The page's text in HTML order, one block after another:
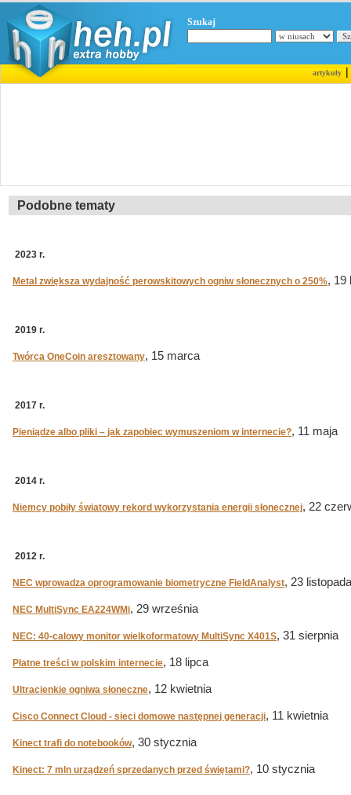
Szukaj
artykuły|
Podobne tematy
2023 r.
Metal zwiększa wydajność perowskitowych ogniw słonecznych o 250%, 19
2019 r.
Twórca OneCoin aresztowany, 15 marca
2017 r.
Pieniądze albo pliki – jak zapobiec wymuszeniom w internecie?, 11 maja
2014 r.
Niemcy pobiły światowy rekord wykorzystania energii słonecznej, 22
2012 r.
NEC wprowadza oprogramowanie biometryczne FieldAnalyst, 23 listopada
NEC MultiSync EA224WMi, 29 września
NEC: 40-calowy monitor wielkoformatowy MultiSync X401S, 31 sierpnia
Płatne treści w polskim internecie, 18 lipca
Ultracienkie ogniwa słoneczne, 12 kwietnia
Cisco Connect Cloud - sieci domowe następnej generacji, 11 kwietnia
Kinect trafi do notebooków, 30 stycznia
Kinect: 7 mln urządzeń sprzedanych przed świętami?, 10 stycznia